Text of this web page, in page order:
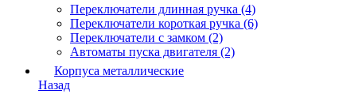
Переключатели длинная ручка (4)
Переключатели короткая ручка (6)
Переключатели с замком (2)
Автоматы пуска двигателя (2)
Корпуса металлические
Назад